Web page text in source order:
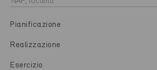
Pianificazione
Realizzazione
Esercizio